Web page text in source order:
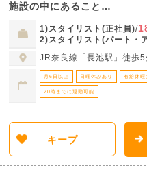
施設の中にあること…
1)スタイリスト(正社員)/
2)スタイリスト(パート・
JR奈良線「長池駅」徒歩
月6日以上 日曜休みあり 有給休暇
20時までに退勤可能
キープ